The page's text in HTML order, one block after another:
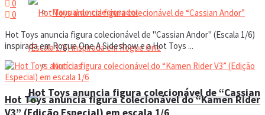
Manual do colecionador
Notícias
Hot Toys anuncia figura colecionável de “Cassian
0
0
Hot Toys anuncia figura colecionável de "Cassian Andor" (Escala 1/6)
inspirada em Rogue One A Sideshow e a Hot Toys ...
Hot Toys anuncia figura colecionável do “Kamen Rider